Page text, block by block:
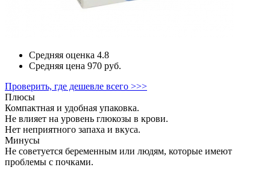
Средняя оценка 4.8
Средняя цена 970 руб.
Проверить, где дешевле всего >>>
Плюсы
Компактная и удобная упаковка.
Не влияет на уровень глюкозы в крови.
Нет неприятного запаха и вкуса.
Минусы
Не советуется беременным или людям, которые имеют
проблемы с почками.